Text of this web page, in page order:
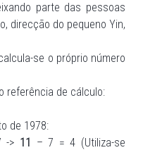
parte das pessoas
direcção do pequeno Yin,
se o próprio número
referência de cálculo:
de 1978:
-> 11 – 7 = 4 (Utiliza-se